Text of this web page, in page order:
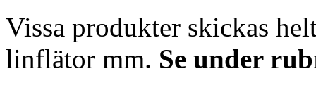
Vissa produkter skickas
linflätor mm. Se under